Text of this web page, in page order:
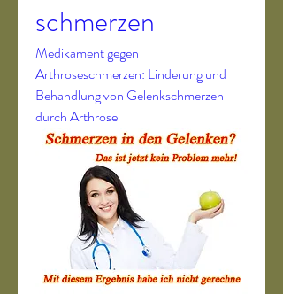
schmerzen
Medikament gegen
Arthroseschmerzen: Linderung und
Behandlung von Gelenkschmerzen
durch Arthrose